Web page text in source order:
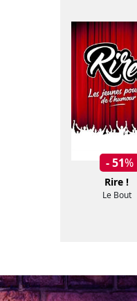
- 51%
Rire !
Le Bout